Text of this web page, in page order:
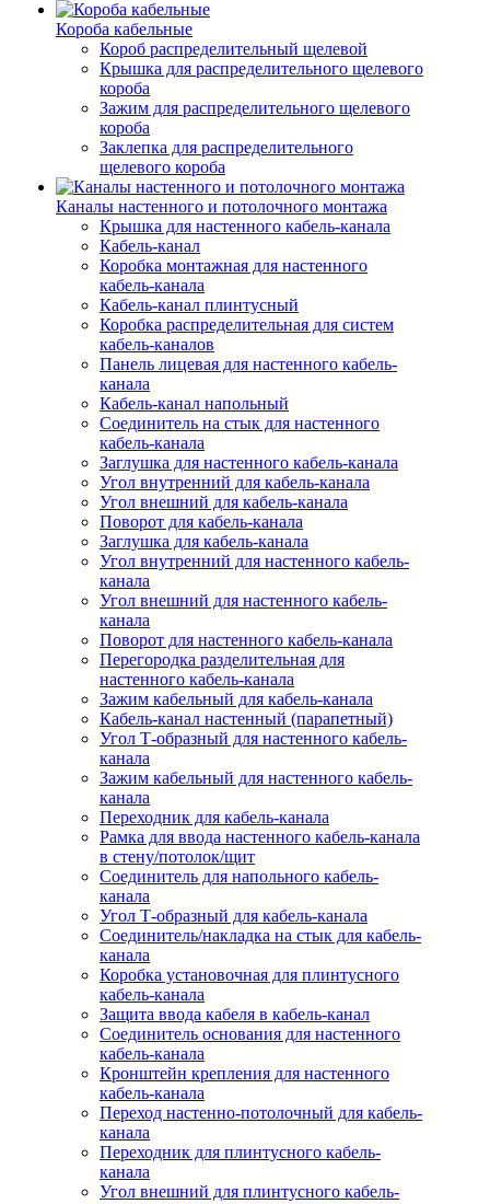
Короба кабельные
Короб распределительный щелевой
Крышка для распределительного щелевого
короба
Зажим для распределительного щелевого
короба
Заклепка для распределительного
щелевого короба
Каналы настенного и потолочного монтажа
Крышка для настенного кабель-канала
Кабель-канал
Коробка монтажная для настенного
кабель-канала
Кабель-канал плинтусный
Коробка распределительная для систем
кабель-каналов
Панель лицевая для настенного кабель-
канала
Кабель-канал напольный
Соединитель на стык для настенного
кабель-канала
Заглушка для настенного кабель-канала
Угол внутренний для кабель-канала
Угол внешний для кабель-канала
Поворот для кабель-канала
Заглушка для кабель-канала
Угол внутренний для настенного кабель-
канала
Угол внешний для настенного кабель-
канала
Поворот для настенного кабель-канала
Перегородка разделительная для
настенного кабель-канала
Зажим кабельный для кабель-канала
Кабель-канал настенный (парапетный)
Угол Т-образный для настенного кабель-
канала
Зажим кабельный для настенного кабель-
канала
Переходник для кабель-канала
Рамка для ввода настенного кабель-канала
в стену/потолок/щит
Соединитель для напольного кабель-
канала
Угол Т-образный для кабель-канала
Соединитель/накладка на стык для кабель-
канала
Коробка установочная для плинтусного
кабель-канала
Защита ввода кабеля в кабель-канал
Соединитель основания для настенного
кабель-канала
Кронштейн крепления для настенного
кабель-канала
Переход настенно-потолочный для кабель-
канала
Переходник для плинтусного кабель-
канала
Угол внешний для плинтусного кабель-